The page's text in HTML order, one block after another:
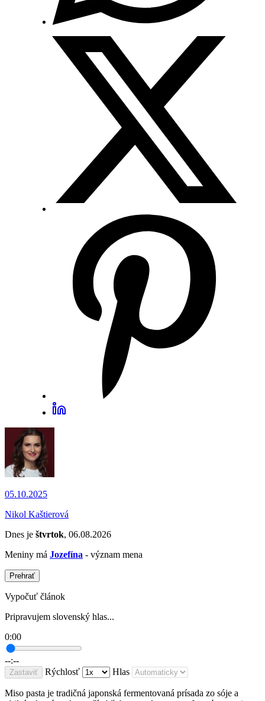
05.10.2025
Nikol Kaštierová
Dnes je štvrtok, 06.08.2026
Meniny má Jozefína - význam mena
Prehrať
Vypočuť článok
Pripravujem slovenský hlas...
0:00
--:--
Zastaviť Rýchlosť Hlas
Miso pasta je tradičná japonská fermentovaná prísada zo sóje a